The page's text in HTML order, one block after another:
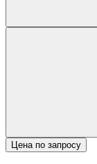
Цена по запросу